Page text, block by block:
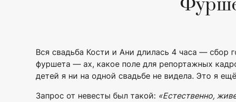
Вся свадьба Кости и Ани длилась 4 часа — сбор
фуршета — ах, какое поле для репортажных
детей я ни на одной свадьбе не видела. Это я
Запрос от невесты был такой: «Естественно,